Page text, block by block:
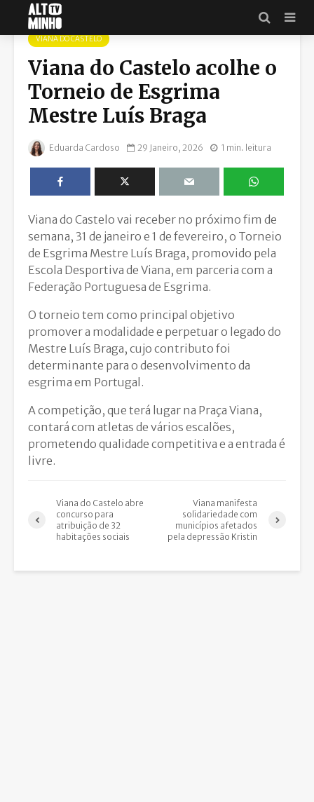
VIANA DO CASTELO
Viana do Castelo acolhe o
Torneio de Esgrima
Mestre Luís Braga
Eduarda Cardoso 29 Janeiro, 2026 1 min. leitura
Viana do Castelo vai receber no próximo fim de
semana, 31 de janeiro e 1 de fevereiro, o Torneio
de Esgrima Mestre Luís Braga, promovido pela
Escola Desportiva de Viana, em parceria com a
Federação Portuguesa de Esgrima.
O torneio tem como principal objetivo
promover a modalidade e perpetuar o legado do
Mestre Luís Braga, cujo contributo foi
determinante para o desenvolvimento da
esgrima em Portugal.
A competição, que terá lugar na Praça Viana,
contará com atletas de vários escalões,
prometendo qualidade competitiva e a entrada é
livre.
Viana do Castelo abre
concurso para
atribuição de 32
habitações sociais
Viana manifesta
solidariedade com
municípios afetados
pela depressão Kristin